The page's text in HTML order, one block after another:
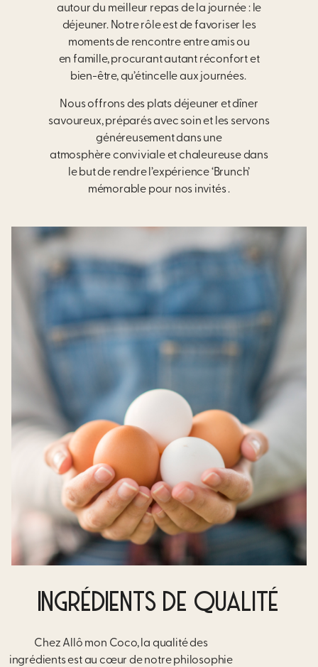
autour du meilleur repas de la journée : le
déjeuner. Notre rôle est de favoriser les
moments de rencontre entre amis ou
en famille, procurant autant réconfort et
bien-être, qu’étincelle aux journées.
Nous offrons des plats déjeuner et dîner
savoureux, préparés avec soin et les servons
généreusement dans une
atmosphère conviviale et chaleureuse dans
le but de rendre l’expérience ‘Brunch’
mémorable pour nos invités .
INGRÉDIENTS DE QUALITÉ
Chez Allô mon Coco, la qualité des
ingrédients est au cœur de notre philosophie